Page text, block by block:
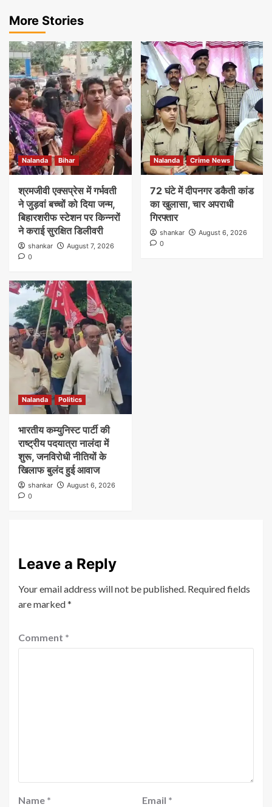
More Stories
Nalanda Bihar
श्रमजीवी एक्सप्रेस में गर्भवती
ने जुड़वां बच्चों को दिया जन्म,
बिहारशरीफ स्टेशन पर किन्नरों
ने कराई सुरक्षित डिलीवरी
shankar
August 7, 2026
0
Nalanda Crime News
72 घंटे में दीपनगर डकैती कांड
का खुलासा, चार अपराधी
गिरफ्तार
shankar
August 6, 2026
0
Nalanda Politics
भारतीय कम्युनिस्ट पार्टी की
राष्ट्रीय पदयात्रा नालंदा में
शुरू, जनविरोधी नीतियों के
खिलाफ बुलंद हुई आवाज
shankar
August 6, 2026
0
Leave a Reply
Your email address will not be published. Required fields
are marked*
Comment *
Name * Email *